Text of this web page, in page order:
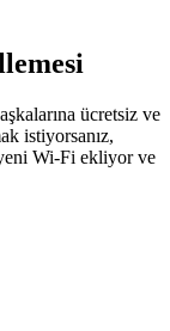
ücretsiz ve
istiyorsanız,
Wi-Fi ekliyor ve